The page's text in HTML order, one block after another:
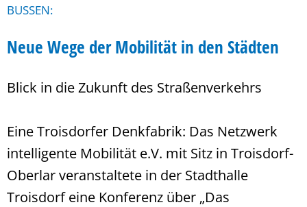
BUSSEN:
Neue Wege der Mobilität in den Städten
Blick in die Zukunft des Straßenverkehrs
Eine Troisdorfer Denkfabrik: Das Netzwerk
intelligente Mobilität e.V. mit Sitz in Troisdorf-
Oberlar veranstaltete in der Stadthalle
Troisdorf eine Konferenz über „Das